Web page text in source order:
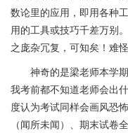
数论里的应用，即用各种
用的工具或技巧千差万别
之庞杂冗复，可知矣！难
神奇的是梁老师本学期
我考前都不知道老师会出
度认为考试同样会画风恐
（闻所未闻）、期末试卷